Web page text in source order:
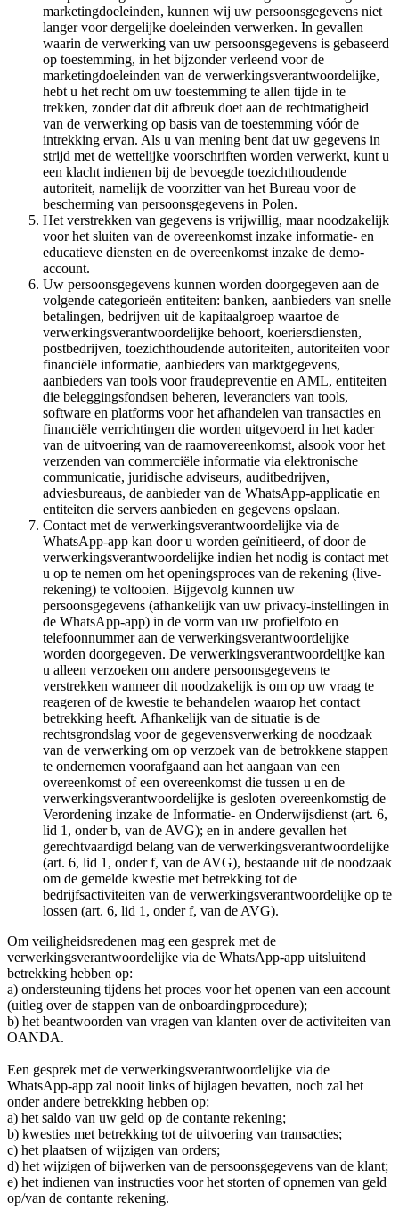
marketingdoeleinden, kunnen wij uw persoonsgegevens niet
langer voor dergelijke doeleinden verwerken. In gevallen
waarin de verwerking van uw persoonsgegevens is gebaseerd
op toestemming, in het bijzonder verleend voor de
marketingdoeleinden van de verwerkingsverantwoordelijke,
hebt u het recht om uw toestemming te allen tijde in te
trekken, zonder dat dit afbreuk doet aan de rechtmatigheid
van de verwerking op basis van de toestemming vóór de
intrekking ervan. Als u van mening bent dat uw gegevens in
strijd met de wettelijke voorschriften worden verwerkt, kunt u
een klacht indienen bij de bevoegde toezichthoudende
autoriteit, namelijk de voorzitter van het Bureau voor de
bescherming van persoonsgegevens in Polen.
Het verstrekken van gegevens is vrijwillig, maar noodzakelijk
voor het sluiten van de overeenkomst inzake informatie- en
educatieve diensten en de overeenkomst inzake de demo-
account.
Uw persoonsgegevens kunnen worden doorgegeven aan de
volgende categorieën entiteiten: banken, aanbieders van snelle
betalingen, bedrijven uit de kapitaalgroep waartoe de
verwerkingsverantwoordelijke behoort, koeriersdiensten,
postbedrijven, toezichthoudende autoriteiten, autoriteiten voor
financiële informatie, aanbieders van marktgegevens,
aanbieders van tools voor fraudepreventie en AML, entiteiten
die beleggingsfondsen beheren, leveranciers van tools,
software en platforms voor het afhandelen van transacties en
financiële verrichtingen die worden uitgevoerd in het kader
van de uitvoering van de raamovereenkomst, alsook voor het
verzenden van commerciële informatie via elektronische
communicatie, juridische adviseurs, auditbedrijven,
adviesbureaus, de aanbieder van de WhatsApp-applicatie en
entiteiten die servers aanbieden en gegevens opslaan.
Contact met de verwerkingsverantwoordelijke via de
WhatsApp-app kan door u worden geïnitieerd, of door de
verwerkingsverantwoordelijke indien het nodig is contact met
u op te nemen om het openingsproces van de rekening (live-
rekening) te voltooien. Bijgevolg kunnen uw
persoonsgegevens (afhankelijk van uw privacy-instellingen in
de WhatsApp-app) in de vorm van uw profielfoto en
telefoonnummer aan de verwerkingsverantwoordelijke
worden doorgegeven. De verwerkingsverantwoordelijke kan
u alleen verzoeken om andere persoonsgegevens te
verstrekken wanneer dit noodzakelijk is om op uw vraag te
reageren of de kwestie te behandelen waarop het contact
betrekking heeft. Afhankelijk van de situatie is de
rechtsgrondslag voor de gegevensverwerking de noodzaak
van de verwerking om op verzoek van de betrokkene stappen
te ondernemen voorafgaand aan het aangaan van een
overeenkomst of een overeenkomst die tussen u en de
verwerkingsverantwoordelijke is gesloten overeenkomstig de
Verordening inzake de Informatie- en Onderwijsdienst (art. 6,
lid 1, onder b, van de AVG); en in andere gevallen het
gerechtvaardigd belang van de verwerkingsverantwoordelijke
(art. 6, lid 1, onder f, van de AVG), bestaande uit de noodzaak
om de gemelde kwestie met betrekking tot de
bedrijfsactiviteiten van de verwerkingsverantwoordelijke op te
lossen (art. 6, lid 1, onder f, van de AVG).
Om veiligheidsredenen mag een gesprek met de
verwerkingsverantwoordelijke via de WhatsApp-app uitsluitend
betrekking hebben op:
a) ondersteuning tijdens het proces voor het openen van een account
(uitleg over de stappen van de onboardingprocedure);
b) het beantwoorden van vragen van klanten over de activiteiten van
OANDA.
Een gesprek met de verwerkingsverantwoordelijke via de
WhatsApp-app zal nooit links of bijlagen bevatten, noch zal het
onder andere betrekking hebben op:
a) het saldo van uw geld op de contante rekening;
b) kwesties met betrekking tot de uitvoering van transacties;
c) het plaatsen of wijzigen van orders;
d) het wijzigen of bijwerken van de persoonsgegevens van de klant;
e) het indienen van instructies voor het storten of opnemen van geld
op/van de contante rekening.